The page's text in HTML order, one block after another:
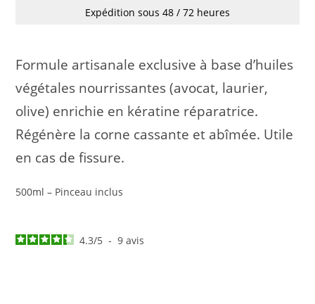
Expédition sous 48 / 72 heures
Formule artisanale exclusive à base d’huiles
végétales nourrissantes (avocat, laurier,
olive) enrichie en kératine réparatrice.
Régénère la corne cassante et abîmée. Utile
en cas de fissure.
500ml – Pinceau inclus
4.3/5 - 9avis